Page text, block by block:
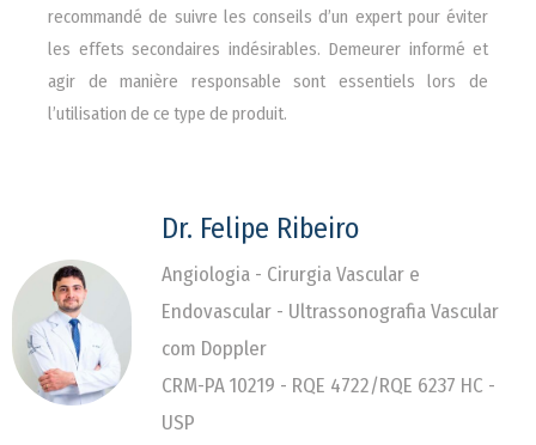
recommandé de suivre les conseils d’un expert pour éviter
les effets secondaires indésirables. Demeurer informé et
agir de manière responsable sont essentiels lors de
l’utilisation de ce type de produit.
Dr. Felipe Ribeiro
Angiologia - Cirurgia Vascular e
Endovascular - Ultrassonografia Vascular
com Doppler
CRM-PA 10219 - RQE 4722/RQE 6237 HC -
USP